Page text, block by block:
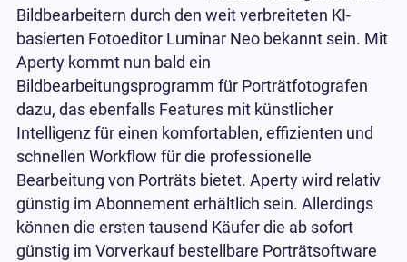
Bildbearbeitern durch den weit verbreiteten KI-
basierten Fotoeditor Luminar Neo bekannt sein. Mit
Aperty kommt nun bald ein
Bildbearbeitungsprogramm für Porträtfotografen
dazu, das ebenfalls Features mit künstlicher
Intelligenz für einen komfortablen, effizienten und
schnellen Workflow für die professionelle
Bearbeitung von Porträts bietet. Aperty wird relativ
günstig im Abonnement erhältlich sein. Allerdings
können die ersten tausend Käufer die ab sofort
günstig im Vorverkauf bestellbare Porträtsoftware